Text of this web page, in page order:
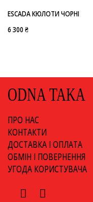
ESCADA КЮЛОТИ ЧОРНІ
6 300 ₴
ODNA TAKA
ПРО НАС
КОНТАКТИ
ДОСТАВКА І ОПЛАТА
ОБМІН І ПОВЕРНЕННЯ
УГОДА КОРИСТУВАЧА